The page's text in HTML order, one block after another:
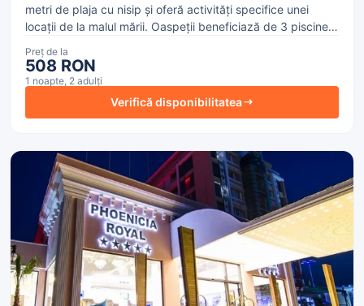
metri de plaja cu nisip și oferă activități specifice unei
locații de la malul mării. Oaspeții beneficiază de 3 piscine
potrivită atât pentru adulți cât și pentru copii, saună și
jacuzzi. Hotelul are terasă, parcare, spa center precum și
fitness center. Accesul la internet WiFi este gratuit în
întreaga locație. Descoperă aromele bucătăriei din
Preț de la
508 RON
1 noapte, 2 adulți
Verifică disponibilitatea